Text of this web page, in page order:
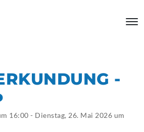
-
16:00 - Dienstag, 26. Mai 2026 um